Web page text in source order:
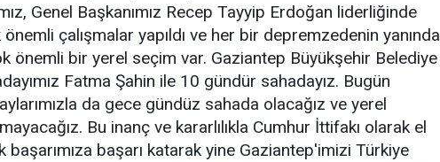
Genel Başkanımız Recep Tayyip Erdoğan liderliğinde
çalışmalar yapıldı ve her bir depremzedenin yanında
önemli bir yerel seçim var. Gaziantep Büyükşehir Belediye
Fatma Şahin ile 10 gündür sahadayız. Bugün
da gece gündüz sahada olacağız ve yerel
Bu inanç ve kararlılıkla Cumhur İttifakı olarak el
başarı katarak yine Gaziantep'imizi Türkiye